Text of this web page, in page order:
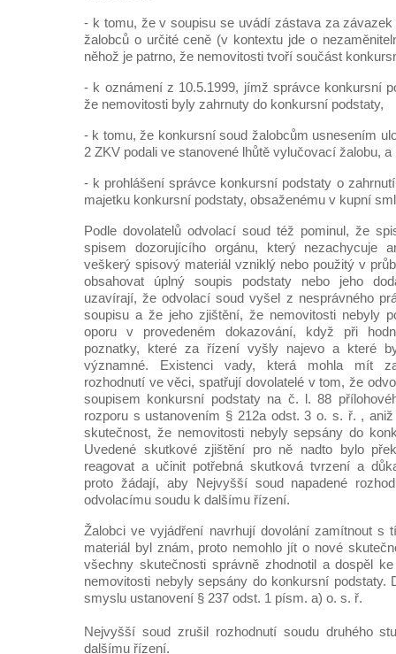
- k tomu, že v soupisu se uvádí zástava za
žalobců o určité ceně (v kontextu jde o
něhož je patrno, že nemovitosti tvoří součást
- k oznámení z 10.5.1999, jímž správce konkursní
že nemovitosti byly zahrnuty do konkursní podstaty,
- k tomu, že konkursní soud žalobcům usnesením
2 ZKV podali ve stanovené lhůtě vylučovací žalobu, a
- k prohlášení správce konkursní podstaty o
majetku konkursní podstaty, obsaženému v kupní
Podle dovolatelů odvolací soud též pominul, že
spisem dozorujícího orgánu, který nezachycuje
veškerý spisový materiál vzniklý nebo použitý v
obsahovat úplný soupis podstaty nebo jeho
uzavírají, že odvolací soud vyšel z nesprávného
soupisu a že jeho zjištění, že nemovitosti nebyly
oporu v provedeném dokazování, když při
poznatky, které za řízení vyšly najevo a které
významné. Existenci vady, která mohla mít
rozhodnutí ve věci, spatřují dovolatelé v tom, že
soupisem konkursní podstaty na č. l. 88
rozporu s ustanovením § 212a odst. 3 o. s. ř. ,
skutečnost, že nemovitosti nebyly sepsány do
Uvedené skutkové zjištění pro ně nadto bylo
reagovat a učinit potřebná skutková tvrzení a
proto žádají, aby Nejvyšší soud napadené
odvolacímu soudu k dalšímu řízení.
Žalobci ve vyjádření navrhují dovolání zamítnout s
materiál byl znám, proto nemohlo jít o nové
všechny skutečnosti správně zhodnotil a dospěl
nemovitosti nebyly sepsány do konkursní podstaty.
smyslu ustanovení § 237 odst. 1 písm. a) o. s. ř.
Nejvyšší soud zrušil rozhodnutí soudu druhého
dalšímu řízení.